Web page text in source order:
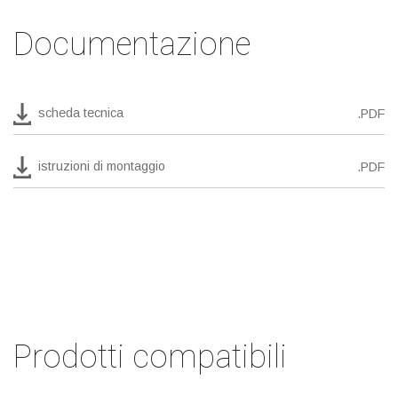
Documentazione
scheda tecnica .PDF
istruzioni di montaggio .PDF
Prodotti compatibili